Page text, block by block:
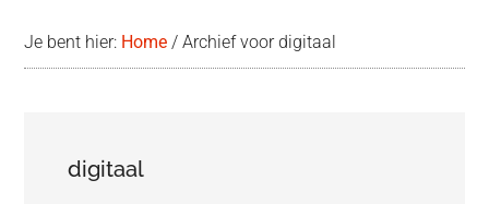
Je bent hier: Home / Archief voor digitaal
digitaal